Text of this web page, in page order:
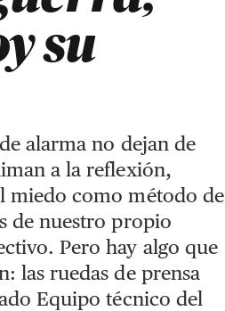
su
alarma no dejan de
a la reflexión,
miedo como método de
de nuestro propio
Pero hay algo que
las ruedas de prensa
Equipo técnico del